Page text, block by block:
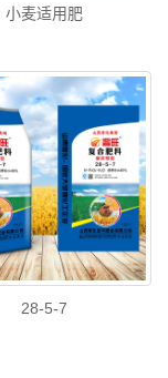
小麦适用肥
28-5-7